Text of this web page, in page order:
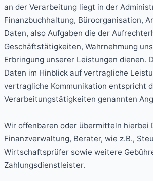
an der Verarbeitung liegt in der
Finanzbuchhaltung, Büroorganisation,
Daten, also Aufgaben die der
Geschäftstätigkeiten, Wahrnehmung
Erbringung unserer Leistungen dienen.
Daten im Hinblick auf vertragliche
vertragliche Kommunikation entspricht
Verarbeitungstätigkeiten genannten
Wir offenbaren oder übermitteln hierbei
Finanzverwaltung, Berater, wie z.B.,
Wirtschaftsprüfer sowie weitere
Zahlungsdienstleister.